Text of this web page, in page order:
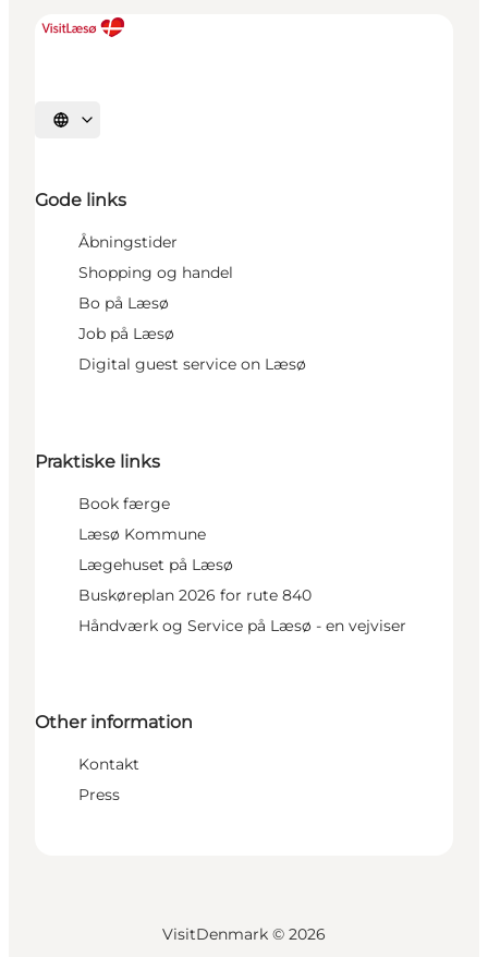
Sprache auswählen
Gode links
Åbningstider
Shopping og handel
Bo på Læsø
Job på Læsø
Digital guest service on Læsø
Praktiske links
Book færge
Læsø Kommune
Lægehuset på Læsø
Buskøreplan 2026 for rute 840
Håndværk og Service på Læsø - en vejviser
Other information
Kontakt
Press
VisitDenmark © 2026